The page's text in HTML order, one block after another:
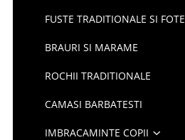
FUSTE TRADITIONALE SI FOTE
BRAURI SI MARAME
ROCHII TRADITIONALE
CAMASI BARBATESTI
IMBRACAMINTE COPII